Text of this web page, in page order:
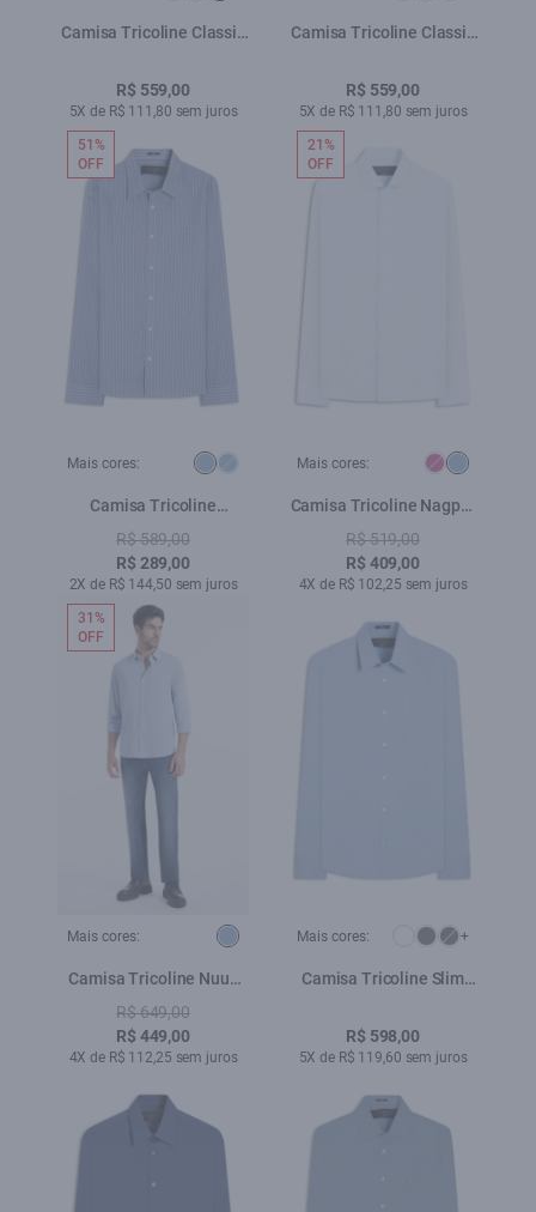
Camisa Tricoline Classic
R$ 559,00
5X de R$ 111,80 sem juros
Camisa Tricoline Classic
R$ 559,00
5X de R$ 111,80 sem juros
Mais cores:
Camisa Tricoline
Madison Irish Azul Jeans
R$ 589,00
R$ 289,00
2X de R$ 144,50 sem juros
51%
OFF
Mais cores:
Camisa Tricoline Nagpur
Straight Azul Claro
R$ 519,00
R$ 409,00
4X de R$ 102,25 sem juros
21%
OFF
Mais cores:
Camisa Tricoline Nuuk
Button Down Azul Bic
R$ 649,00
R$ 449,00
4X de R$ 112,25 sem juros
31%
OFF
Mais cores: +
Camisa Tricoline Slim
R$ 598,00
5X de R$ 119,60 sem juros